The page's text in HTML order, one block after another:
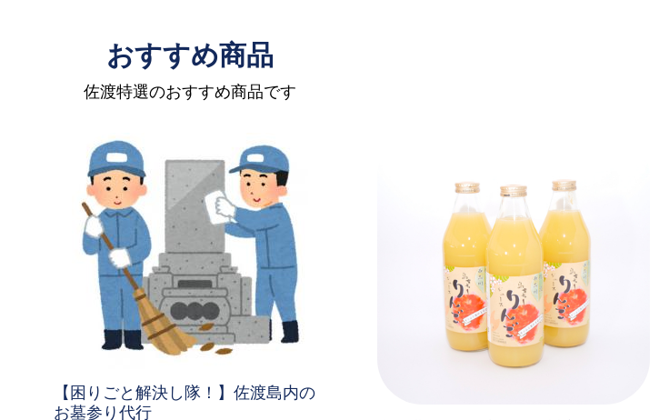
おすすめ商品
佐渡特選のおすすめ商品です
【困りごと解決し隊！】佐渡島内の
お墓参り代行